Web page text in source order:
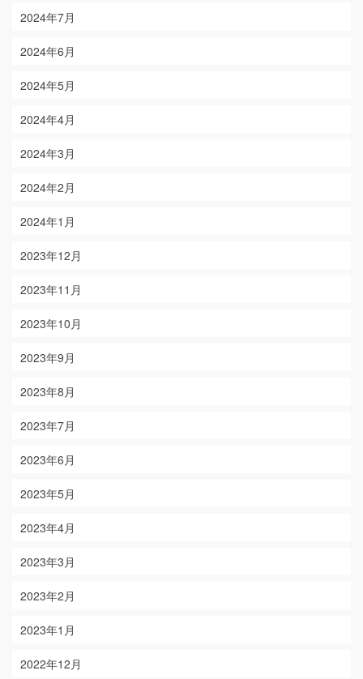
2024年7月
2024年6月
2024年5月
2024年4月
2024年3月
2024年2月
2024年1月
2023年12月
2023年11月
2023年10月
2023年9月
2023年8月
2023年7月
2023年6月
2023年5月
2023年4月
2023年3月
2023年2月
2023年1月
2022年12月